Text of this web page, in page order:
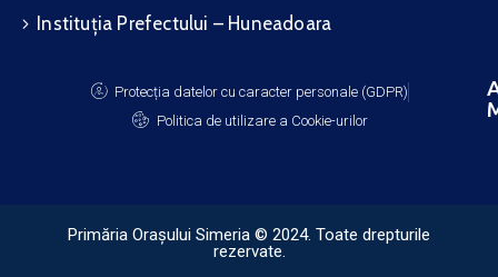
Instituția Prefectului – Huneadoara
Protecția datelor cu caracter personale (GDPR)
Politica de utilizare a Cookie-urilor
Primăria Orașului Simeria © 2024. Toate drepturile
rezervate.